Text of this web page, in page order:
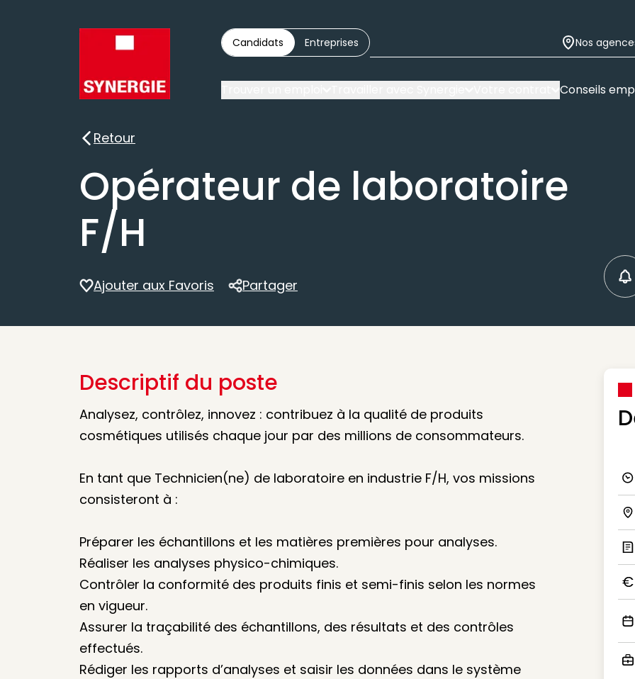
Candidats Entreprises Nos
Conseils
Retour
Retour
Opérateur de laboratoire
F/H
Ajouter aux Favoris
Partager
Partager
Descriptif du poste
Analysez, contrôlez, innovez : contribuez à la qualité de produits
cosmétiques utilisés chaque jour par des millions de consommateurs.
En tant que Technicien(ne) de laboratoire en industrie F/H, vos missions
consisteront à :
Préparer les échantillons et les matières premières pour analyses.
Réaliser les analyses physico-chimiques.
Contrôler la conformité des produits finis et semi-finis selon les normes
en vigueur.
Assurer la traçabilité des échantillons, des résultats et des contrôles
effectués.
Rédiger les rapports d’analyses et saisir les données dans le système